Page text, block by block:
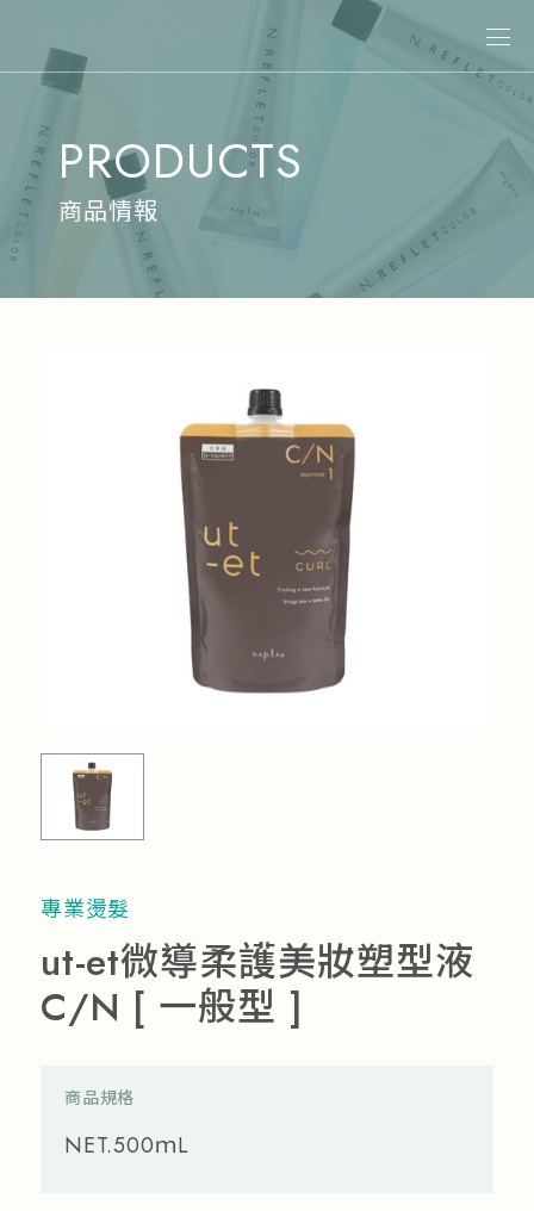
關於娜普菈
最新消息
商品情報
專業染髮
專業燙髮
造型系列
其他商品
美髮課程
流行趨勢
PRODUCTS
商品情報
專業燙髮
ut-et微導柔護美妝塑型液
C/N [ 一般型 ]
商品規格
NET.500ｍL